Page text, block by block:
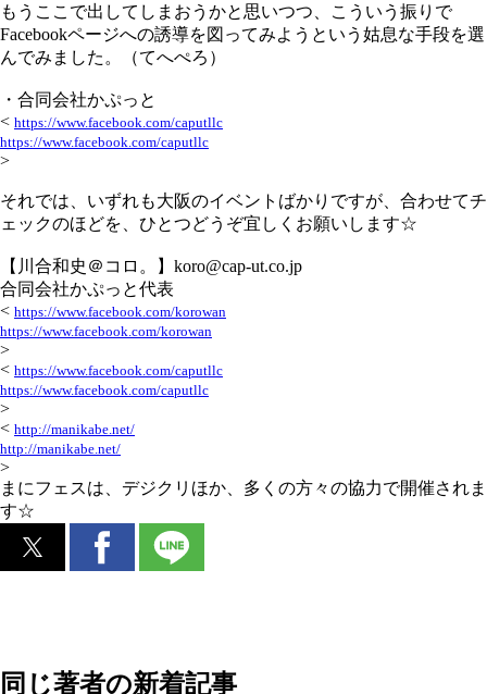
もうここで出してしまおうかと思いつつ、こういう振りで
Facebookページへの誘導を図ってみようという姑息な手段を選
んでみました。（てへぺろ）
・合同会社かぷっと
< https://www.facebook.com/caputllc
https://www.facebook.com/caputllc
>
それでは、いずれも大阪のイベントばかりですが、合わせてチ
ェックのほどを、ひとつどうぞ宜しくお願いします☆
【川合和史＠コロ。】koro@cap-ut.co.jp
合同会社かぷっと代表
< https://www.facebook.com/korowan
https://www.facebook.com/korowan
>
< https://www.facebook.com/caputllc
https://www.facebook.com/caputllc
>
< http://manikabe.net/
http://manikabe.net/
>
まにフェスは、デジクリほか、多くの方々の協力で開催されま
す☆
同じ著者の新着記事